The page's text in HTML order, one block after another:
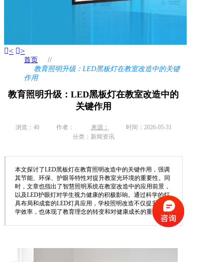
< >
首页
//
教育照明升级：LED黑板灯在教室改造中的关键
作用
教育照明升级：LED黑板灯在教室改造中的
关键作用
浏览： 40 作者： 来源：
时间：2026-05-31
分类：新闻资讯
本文探讨了LED黑板灯在教育照明改造中的关键作用，强调
其节能、环保、护眼等特性对提升教室光环境的重要性。同
时，文章也指出了智慧照明系统在教室改造中的应用前景，
以及LED护眼灯对学生视力健康的积极影响。通过科学的灯
具布局和成套的LED灯具应用，学校照明改造不仅提升了教
学效率，也体现了教育理念的转变和对健康成长的重视。